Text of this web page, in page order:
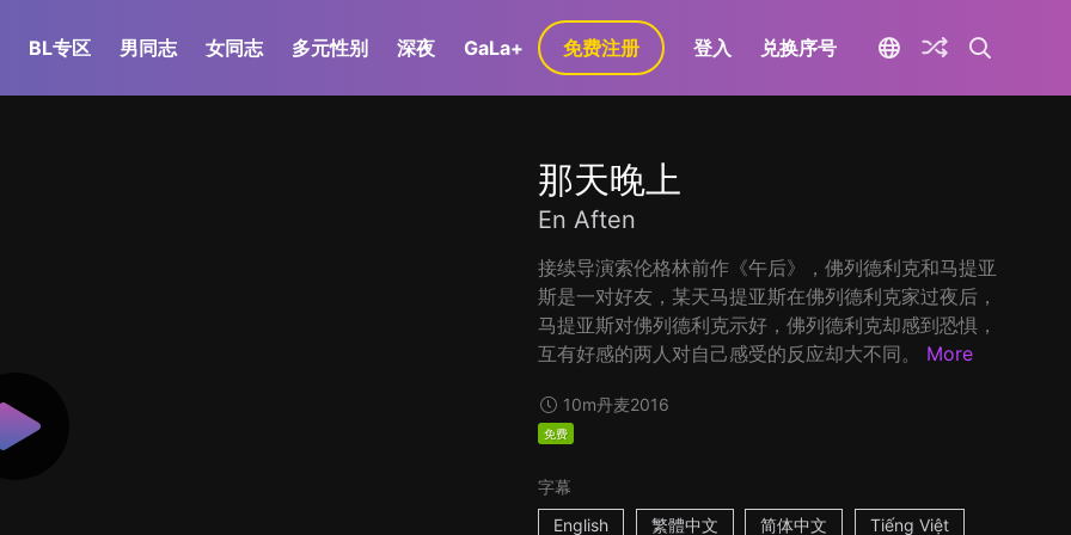
BL专区 男同志 女同志 多元性别 深夜 GaLa+ 免费注册 登入 兑换序号
那天晚上
En Aften
接续导演索伦格林前作《午后》，佛列德利克和马提亚
斯是一对好友，某天马提亚斯在佛列德利克家过夜后，
马提亚斯对佛列德利克示好，佛列德利克却感到恐惧，
互有好感的两人对自己感受的反应却大不同。
More
10m丹麦2016
免费
字幕
English
繁體中文 简体中文 Tiếng Việt